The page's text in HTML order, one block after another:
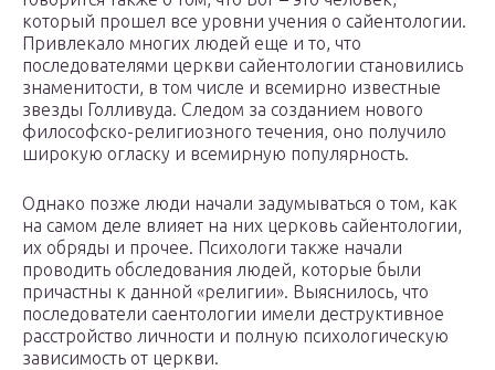
который прошел все уровни учения о сайентологии.
Привлекало многих людей еще и то, что
последователями церкви сайентологии становились
знаменитости, в том числе и всемирно известные
звезды Голливуда. Следом за созданием нового
философско-религиозного течения, оно получило
широкую огласку и всемирную популярность.
Однако позже люди начали задумываться о том, как
на самом деле влияет на них церковь сайентологии,
их обряды и прочее. Психологи также начали
проводить обследования людей, которые были
причастны к данной «религии». Выяснилось, что
последователи саентологии имели деструктивное
расстройство личности и полную психологическую
зависимость от церкви.